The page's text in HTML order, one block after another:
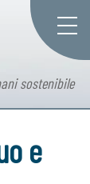
sostenibile
e